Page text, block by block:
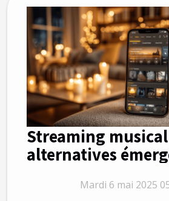
Streaming
alternatives
Mardi 6 mai 2025